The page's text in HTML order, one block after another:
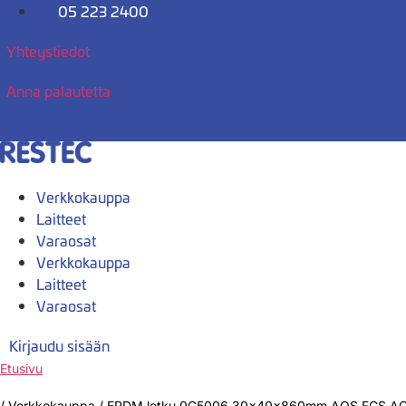
Mene
05 223 2400
Yhteystiedot
Anna palautetta
Verkkokauppa
Laitteet
Varaosat
Verkkokauppa
Laitteet
Varaosat
Kirjaudu sisään
Etusivu